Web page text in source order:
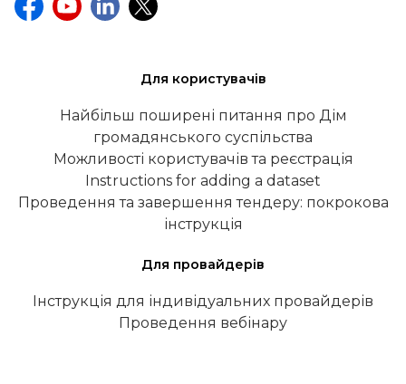
Для користувачів
Найбільш поширені питання про Дім
громадянського суспільства
Можливості користувачів та реєстрація
Instructions for adding a dataset
Проведення та завершення тендеру: покрокова
інструкція
Для провайдерів
Інструкція для індивідуальних провайдерів
Проведення вебінару